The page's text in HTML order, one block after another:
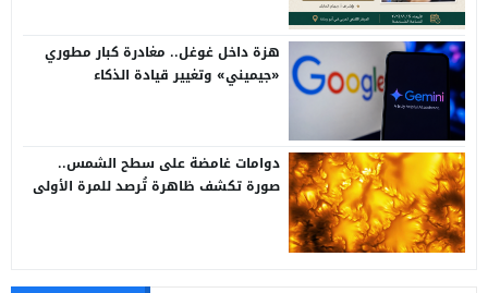
هزة داخل غوغل.. مغادرة كبار مطوري
«جيميني» وتغيير قيادة الذكاء
دوامات غامضة على سطح الشمس..
صورة تكشف ظاهرة تُرصد للمرة الأولى